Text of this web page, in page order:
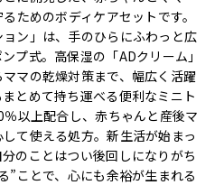
ためのボディケアセットです。
ン」は、手のひらにふわっと広
プ式。高保湿の「ADクリーム」
マの乾燥対策まで、幅広く活躍
とめて持ち運べる便利なミニト
以上配合し、赤ちゃんと産後マ
て使える処方。新生活が始まっ
のことはつい後回しになりがち
”ことで、心にも余裕が生まれる